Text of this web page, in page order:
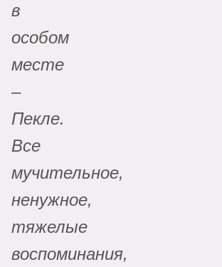
в
особом
месте
–
Пекле.
Все
мучительное,
ненужное,
тяжелые
воспоминания,